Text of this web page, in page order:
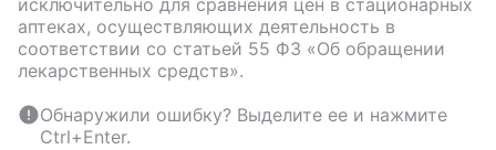
исключительно для сравнения цен в стационарных
аптеках, осуществляющих деятельность в
соответствии со статьей 55 ФЗ «Об обращении
лекарственных средств».
Обнаружили ошибку? Выделите ее и нажмите
Ctrl+Enter.